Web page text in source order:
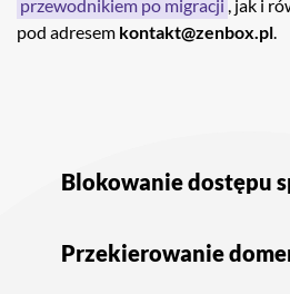
przewodnikiem po migracji , jak i
pod adresem kontakt@zenbox.pl.
wpisuBlokowanie dostępu
Przekierowanie